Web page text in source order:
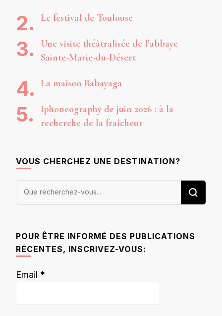
Le festival de Toulouse
Une visite théâtralisée de l’abbaye
Sainte-Marie-du-Désert
La maison Babayaga
Iphoneography de juin 2026 : à la
recherche de la fraîcheur
VOUS CHERCHEZ UNE DESTINATION?
Vous
POUR ÊTRE INFORMÉ DES PUBLICATIONS
RÉCENTES, INSCRIVEZ-VOUS:
Email *